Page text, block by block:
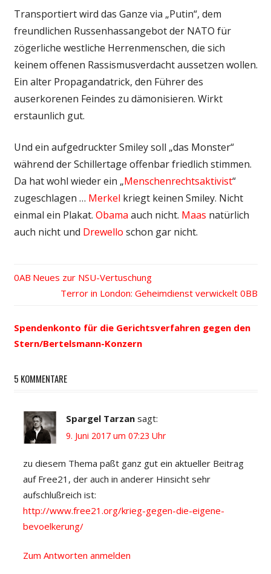
Transportiert wird das Ganze via „Putin“, dem
freundlichen Russenhassangebot der NATO für
zögerliche westliche Herrenmenschen, die sich
keinem offenen Rassismusverdacht aussetzen wollen.
Ein alter Propagandatrick, den Führer des
auserkorenen Feindes zu dämonisieren. Wirkt
erstaunlich gut.
Und ein aufgedruckter Smiley soll „das Monster“
während der Schillertage offenbar friedlich stimmen.
Da hat wohl wieder ein „Menschenrechtsaktivist“
zugeschlagen … Merkel kriegt keinen Smiley. Nicht
einmal ein Plakat. Obama auch nicht. Maas natürlich
auch nicht und Drewello schon gar nicht.
Beitrags-
Vorheriger
Beitrag:
Neues zur NSU-Vertuschung
Nächster
Terror in London: Geheimdienst verwickelt
Spendenkonto für die Gerichtsverfahren gegen den
Stern/Bertelsmann-Konzern
5 KOMMENTARE
Spargel Tarzan sagt:
9. Juni 2017 um 07:23 Uhr
zu diesem Thema paßt ganz gut ein aktueller Beitrag
auf Free21, der auch in anderer Hinsicht sehr
aufschlußreich ist:
http://www.free21.org/krieg-gegen-die-eigene-
bevoelkerung/
Zum Antworten anmelden